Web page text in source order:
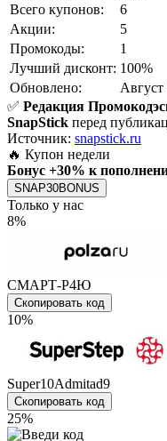
Всего купонов:
6
Акции:
5
Промокоды:
1
Лучший дисконт: 100%
Обновлено:
Август
✅ Редакция
SnapStick перед
Источник: snapstick.ru
🔥 Купон недели
Бонус +30% к
SNAP30BONUS
Только у нас
8%
СМАРТ-Р4Ю
Скопировать код
10%
Super10Admitad9
Скопировать код
25%